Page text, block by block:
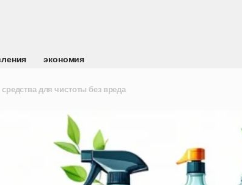
экономия
для чистоты без вреда